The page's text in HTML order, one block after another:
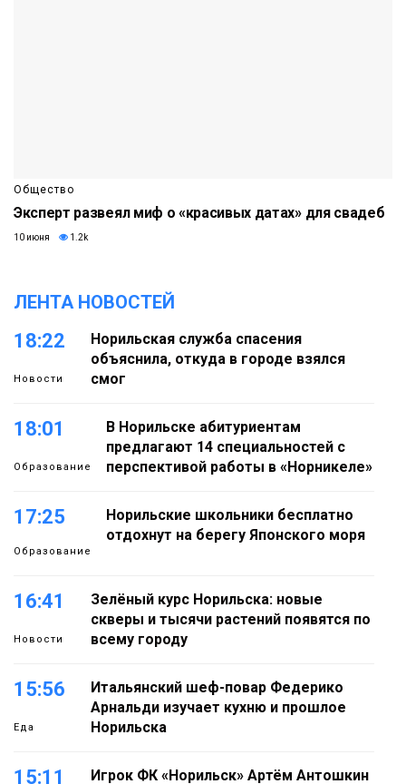
Общество
Эксперт развеял миф о «красивых датах» для свадеб
10 июня 1.2k
ЛЕНТА НОВОСТЕЙ
18:22
Новости
Норильская служба спасения
объяснила, откуда в городе взялся
смог
18:01
Образование
В Норильске абитуриентам
предлагают 14 специальностей с
перспективой работы в «Норникеле»
17:25
Образование
Норильские школьники бесплатно
отдохнут на берегу Японского моря
16:41
Новости
Зелёный курс Норильска: новые
скверы и тысячи растений появятся по
всему городу
15:56
Еда
Итальянский шеф-повар Федерико
Арнальди изучает кухню и прошлое
Норильска
15:11
Игрок ФК «Норильск» Артём Антошкин